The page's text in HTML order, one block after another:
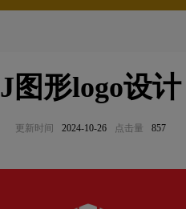
J图形logo设计
更新时间 2024-10-26 点击量 857